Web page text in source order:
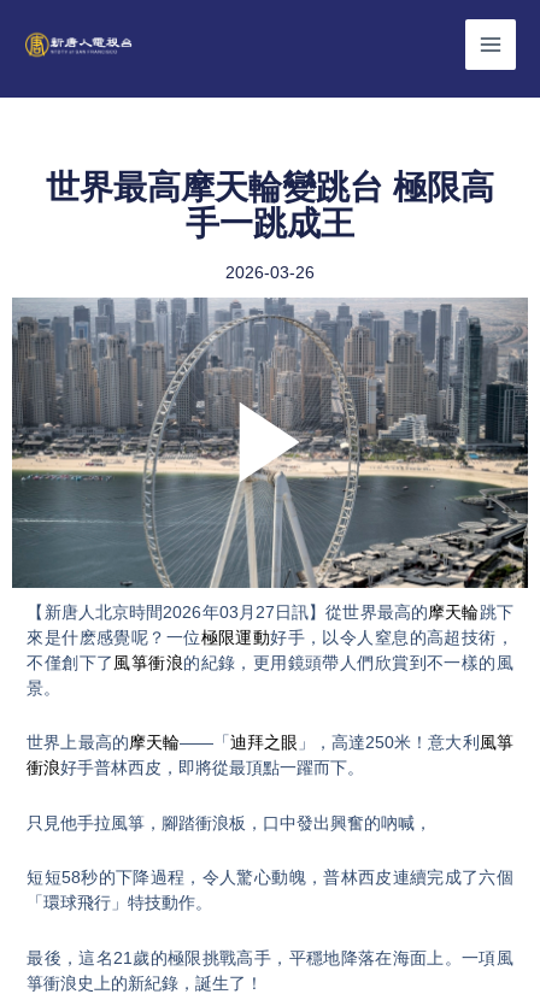
世界最高摩天輪變跳台 極限高
手一跳成王
2026-03-26
Play
Video
【新唐人北京時間2026年03月27日訊】從世界最高的摩天輪跳下
來是什麽感覺呢？一位極限運動好手，以令人窒息的高超技術，
不僅創下了風箏衝浪的紀錄，更用鏡頭帶人們欣賞到不一樣的風
景。
世界上最高的摩天輪——「迪拜之眼 」，高達250米！意大利 風箏
衝浪好手普林西皮，即將從最頂點一躍而下。
只見他手拉風箏，腳踏衝浪板，口中發出興奮的吶喊，
短短58秒的下降過程，令人驚心動魄，普林西皮連續完成了六個
「環球飛行」特技動作。
最後，這名21歲的極限挑戰高手，平穩地降落在海面上。一項風
箏衝浪史上的新紀錄，誕生了！